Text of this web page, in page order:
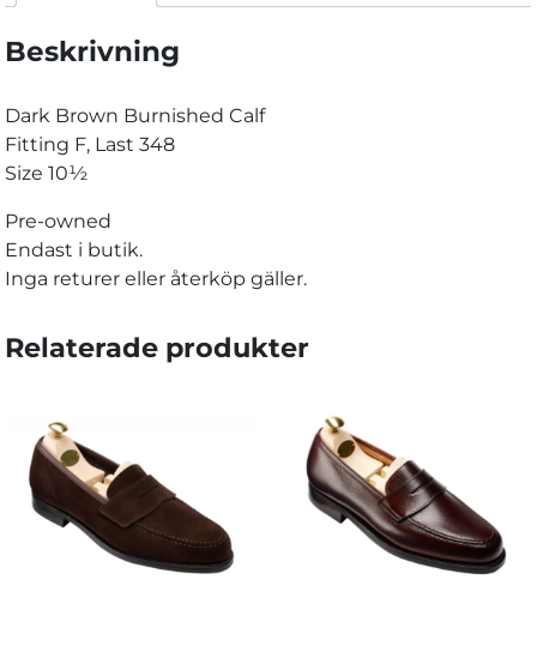
Calf
Beskrivning
Dark Brown Burnished Calf
Fitting F, Last 348
Size 10½
Pre-owned
Endast i butik.
Inga returer eller återköp gäller.
Relaterade produkter